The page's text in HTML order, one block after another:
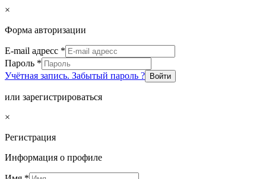
×
Форма авторизации
E-mail адресс *
Пароль *
Учётная запись. Забытый пароль ?
Войти
или зарегистрироваться
×
Регистрация
Информация о профиле